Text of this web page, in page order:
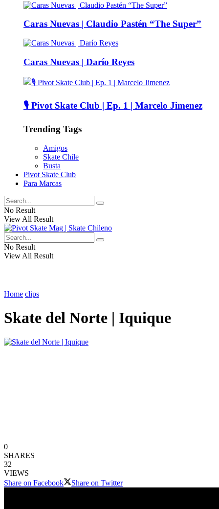
Caras Nuevas | Claudio Pastén “The Super”
Caras Nuevas | Darío Reyes
🎙️ Pivot Skate Club | Ep. 1 | Marcelo Jimenez
Trending Tags
Amigos
Skate Chile
Busta
Pivot Skate Club
Para Marcas
No Result
View All Result
No Result
View All Result
Home clips
Skate del Norte | Iquique
0
SHARES
32
VIEWS
Share on Facebook
Share on Twitter